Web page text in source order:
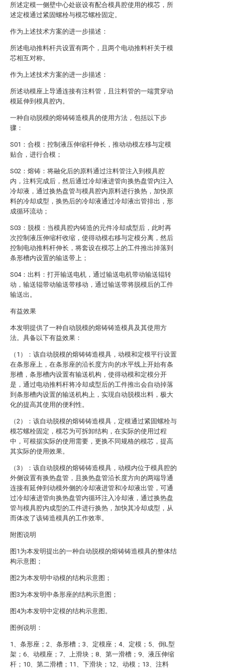
所述定模一侧壁中心处嵌设有配合模具腔使用的模芯，所
述定模通过紧固螺栓与模芯螺栓固定。
作为上述技术方案的进一步描述：
所述电动推料杆共设置有两个，且两个电动推料杆关于模
芯相互对称。
作为上述技术方案的进一步描述：
所述动模座上导通连接有注料管，且注料管的一端贯穿动
模延伸到模具腔内。
一种自动脱模的熔铸铸造模具的使用方法，包括以下步
骤：
S01：合模：控制液压伸缩杆伸长，推动动模左移与定模
贴合，进行合模；
S02：熔铸：将融化后的原料通过注料管注入到模具腔
内，注料完成后，然后通过冷却液进管向换热盘管内注入
冷却液，通过换热盘管与模具腔内原料进行换热，加快原
料的冷却成型，换热后的冷却液通过冷却液出管排出，形
成循环流动；
S03：脱模：当模具腔内铸造的元件冷却成型后，此时再
次控制液压伸缩杆收缩，使得动模右移与定模分离，然后
控制电动推料杆伸长，将套设在模芯上的工件推出掉落到
条形槽内设置的输送带上；
S04：出料：打开输送电机，通过输送电机带动输送辊转
动，输送辊带动输送带移动，通过输送带将脱模后的工件
输送出。
有益效果
本发明提供了一种自动脱模的熔铸铸造模具及其使用方
法。具备以下有益效果：
（1）：该自动脱模的熔铸铸造模具，动模和定模平行设置
在条形座上，在条形座的沿长度方向的水平线上开始有条
形槽，条形槽内设置有输送机构，使得动模和定模分开
是，通过电动推料杆将冷却成型后的工件推出会自动掉落
到条形槽内设置的输送机构上，实现自动脱模出料，极大
化的提高其使用的便利性。
（2）：该自动脱模的熔铸铸造模具，定模通过紧固螺栓与
模芯螺栓固定，模芯为可拆卸结构，在实际的使用过程
中，可根据实际的使用需要，更换不同规格的模芯，提高
其实际的使用效果。
（3）：该自动脱模的熔铸铸造模具，动模内位于模具腔的
外侧设置有换热盘管，且换热盘管沿长度方向的两端导通
连接有延伸到动模外侧的冷却液进管和冷却液出管，可通
过冷却液进管向换热盘管内循环注入冷却液，通过换热盘
管与模具腔内成型的工件进行换热，加快其冷却成型，从
而体改了该铸造模具的工作效率。
附图说明
图1为本发明提出的一种自动脱模的熔铸铸造模具的整体结
构示意图；
图2为本发明中动模的结构示意图；
图3为本发明中条形座的结构示意图；
图4为本发明中定模的结构示意图。
图例说明：
1、条形座；2、条形槽；3、定模座；4、定模；5、倒L型
架；6、动模座；7、上滑块；8、第一滑槽；9、液压伸缩
杆；10、第二滑槽；11、下滑块；12、动模；13、注料